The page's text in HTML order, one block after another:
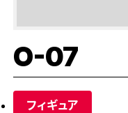
O-07
フィギュア